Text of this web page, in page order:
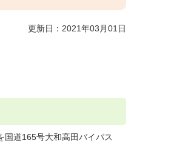
更新日：2021年03月01日
国道165号大和高田バイパス